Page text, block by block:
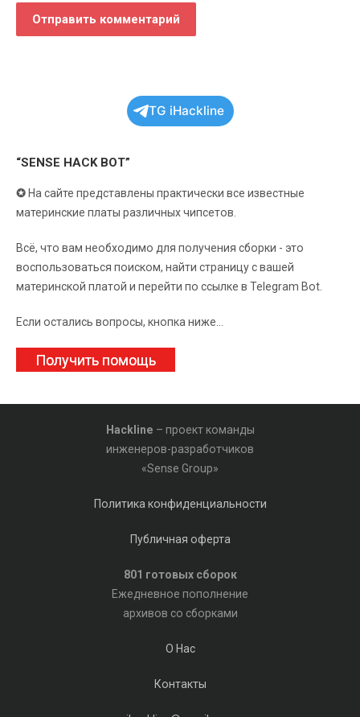
TG iHackline
“SENSE HACK BOT”
✪ На сайте представлены практически все известные
материнские платы различных чипсетов.
Всё, что вам необходимо для получения сборки - это
воспользоваться поиском, найти страницу с вашей
материнской платой и перейти по ссылке в Telegram Bot.
Если остались вопросы, кнопка ниже...
Получить помощь
Hackline – проект команды
инженеров-разработчиков
«Sense Group»
Политика конфиденциальности
Публичная оферта
801 готовых сборок
Ежедневное пополнение
архивов со сборками
О Нас
Контакты